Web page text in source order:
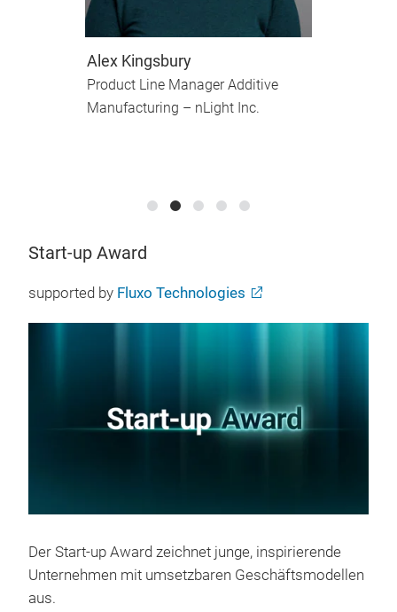
Alex Kingsbury
Product Line Manager Additive
Manufacturing – nLight Inc.
Start-up Award
supported by Fluxo Technologies
Der Start-up Award zeichnet junge, inspirierende
Unternehmen mit umsetzbaren Geschäftsmodellen
aus.